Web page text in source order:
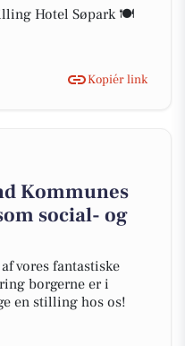
Hotel Søpark 🍽️
Kopiér link
Kommunes
social- og
vores fantastiske
borgerne er i
en stilling hos os!